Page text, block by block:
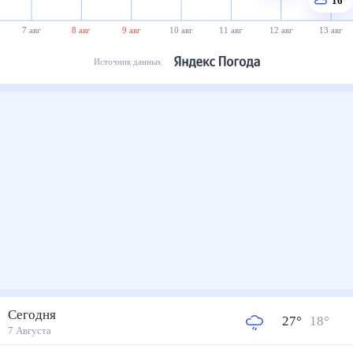
7 авг 8 авг 9 авг 10 авг 11 авг 12 авг 13 авг
Источник данных
Сегодня
7 Августа
27° 18°